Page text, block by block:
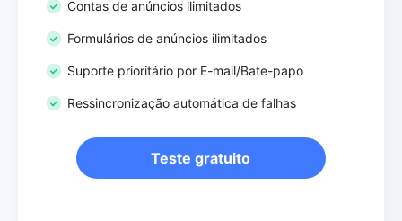
Contas de anúncios ilimitados
Formulários de anúncios ilimitados
Suporte prioritário por E-mail/Bate-papo
Ressincronização automática de falhas
Teste gratuito